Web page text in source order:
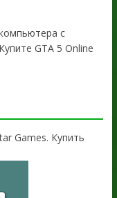
с
GTA 5 Online
Games. Купить